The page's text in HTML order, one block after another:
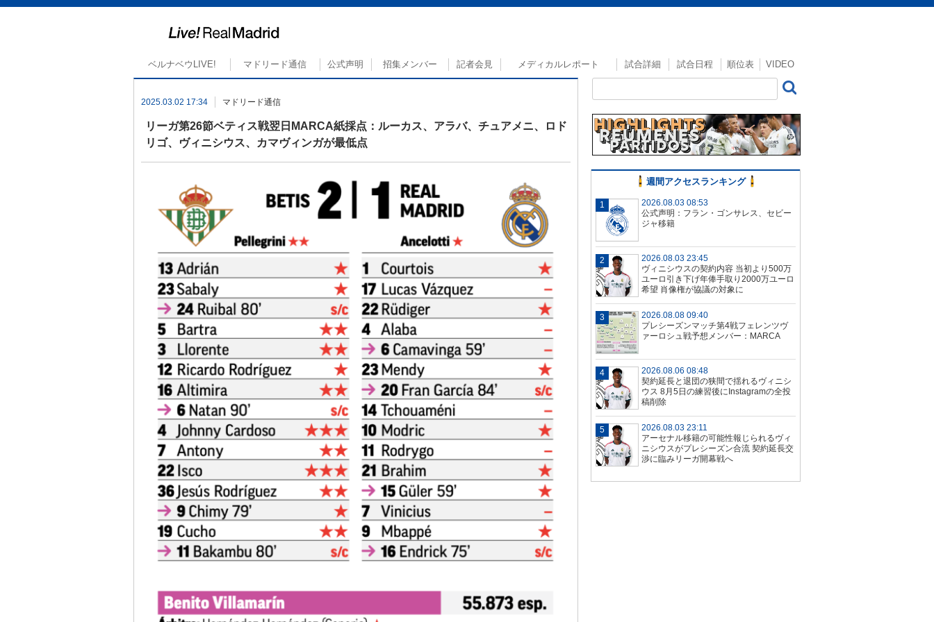
ベルナベウLIVE! マドリード通信 公式声明 招集メンバー 記者会見 メディカルレポート 試合詳細 試合日程 順位表 VIDEO
2025.03.02 17:34 マドリード通信
リーガ第26節ベティス戦翌日MARCA紙採点：ルーカス、アラバ、チュアメニ、ロド
リゴ、ヴィニシウス、カマヴィンガが最低点
週間アクセスランキング
2026.08.03 08:53
公式声明：フラン・ゴンサレス、セビー
ジャ移籍
2026.08.03 23:45
ヴィニシウスの契約内容 当初より500万
ユーロ引き下げ年俸手取り2000万ユーロ
希望 肖像権が協議の対象に
2026.08.08 09:40
プレシーズンマッチ第4戦フェレンツヴ
ァーロシュ戦予想メンバー：MARCA
2026.08.06 08:48
契約延長と退団の狭間で揺れるヴィニシ
ウス 8月5日の練習後にInstagramの全投
稿削除
2026.08.03 23:11
アーセナル移籍の可能性報じられるヴィ
ニシウスがプレシーズン合流 契約延長交
渉に臨みリーガ開幕戦へ